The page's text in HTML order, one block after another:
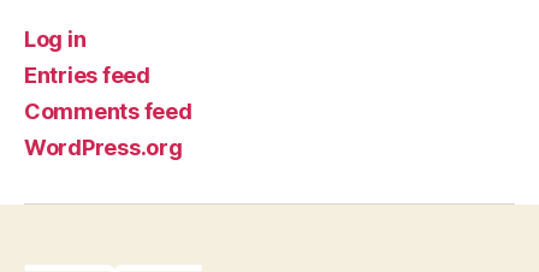
Log in
Entries feed
Comments feed
WordPress.org